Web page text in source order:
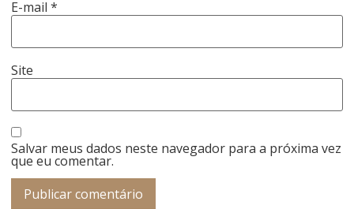
E-mail*
Site
Salvar meus dados neste navegador para a próxima vez
que eu comentar.